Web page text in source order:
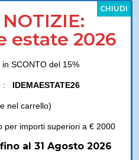
estate 2026
SCONTO del 15%
: IDEMAESTATE26
nel carrello)
per importi superiori a € 2000
al 31 Agosto 2026
CHIUDI